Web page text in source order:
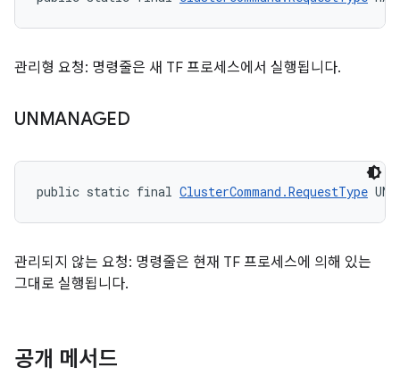
관리형 요청: 명령줄은 새 TF 프로세스에서 실행됩니다.
UNMANAGED
public static final ClusterCommand.RequestType
관리되지 않는 요청: 명령줄은 현재 TF 프로세스에 의해 있는
그대로 실행됩니다.
공개 메서드